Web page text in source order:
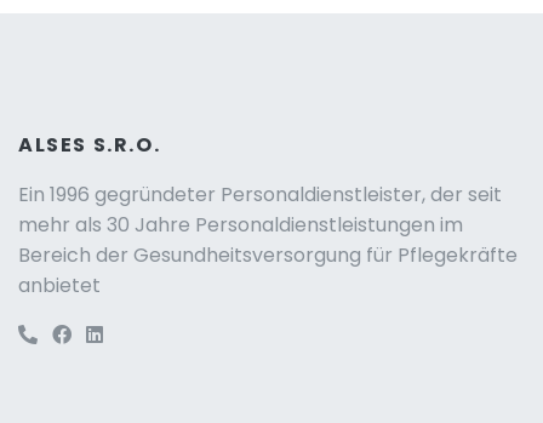
ALSES S.R.O.
Ein 1996 gegründeter Personaldienstleister, der seit
mehr als 30 Jahre Personaldienstleistungen im
Bereich der Gesundheitsversorgung für Pflegekräfte
anbietet